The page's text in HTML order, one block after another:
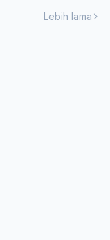
Lebih lama